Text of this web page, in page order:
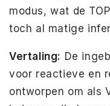
modus, wat de
toch al matige
Vertaling: De
voor reactieve en
ontworpen om als